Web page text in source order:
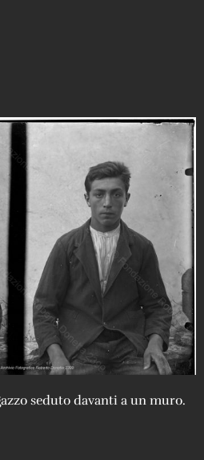
seduto davanti a un muro.